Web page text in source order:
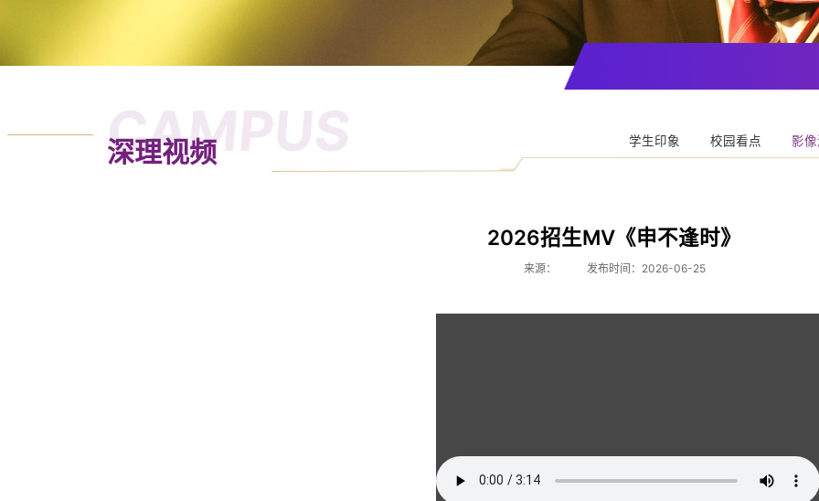
CAMPUS
深理视频 学生印象 校园看点 影
2026招生MV《申不逢时》
来源： 发布时间：2026-06-25